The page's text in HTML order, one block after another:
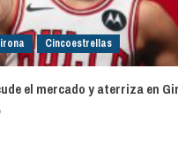
Cincoestrellas
el mercado y aterriza en